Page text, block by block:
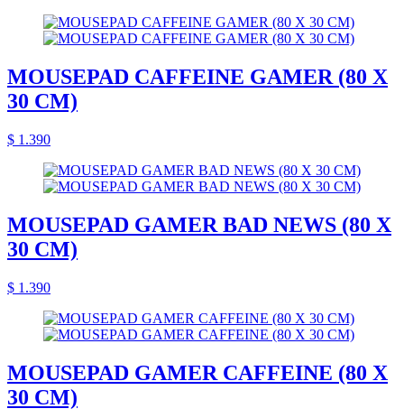
MOUSEPAD CAFFEINE GAMER (80 X
30 CM)
$ 1.390
MOUSEPAD GAMER BAD NEWS (80 X
30 CM)
$ 1.390
MOUSEPAD GAMER CAFFEINE (80 X
30 CM)